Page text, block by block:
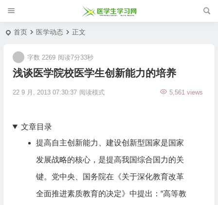
首页 医学动态 正文
浅谈医学院校医学生创新能力的培养
22 9 月, 2013 07:30:37 5,561 views
字数 2269 阅读7分33秒
阅读模式
文章目录
提高自主创新能力、建设创新型国家是国家
发展战略的核心，是提高我国综合国力的关
键。党中央、国务院在《关于深化教育改革
全面推进素质教育的决定》中提出：“高等教